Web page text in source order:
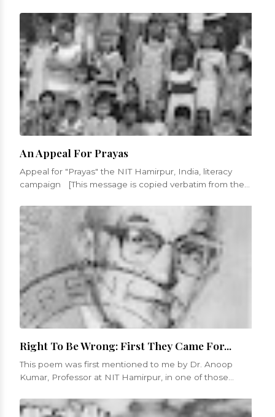
An Appeal For Prayas
Appeal for "Prayas" the NIT Hamirpur, India, literacy
campaign [This message is copied verbatim from the
Right To Be Wrong: First They Came For...
This poem was first mentioned to me by Dr. Anoop
Kumar, Professor at NIT Hamirpur, in one of those